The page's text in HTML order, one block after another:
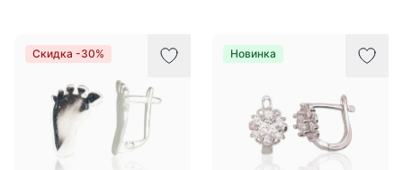
Скидка -30% Новинка